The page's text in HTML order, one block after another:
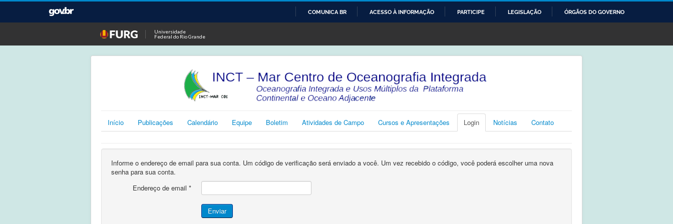
O
CONTEÚDO
COMUNICA BR ACESSO À INFORMAÇÃO PARTICIPE LEGISLAÇÃO ÓRGÃOS DO GOVERNO
Universidade
Federal do Rio Grande
Início Publicações Calendário Equipe Boletim Atividades de Campo Cursos e Apresentações Login Notícias Contato
Informe o endereço de email para sua conta. Um código de verificação será enviado a você. Um vez recebido o código, você poderá escolher uma nova
senha para sua conta.
Endereço de email *
Enviar